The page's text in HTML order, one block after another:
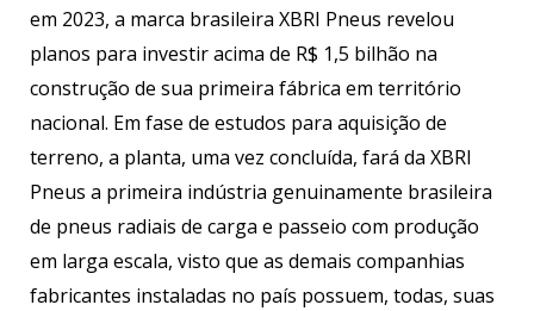
em 2023, a marca brasileira XBRI Pneus revelou
planos para investir acima de R$ 1,5 bilhão na
construção de sua primeira fábrica em território
nacional. Em fase de estudos para aquisição de
terreno, a planta, uma vez concluída, fará da XBRI
Pneus a primeira indústria genuinamente brasileira
de pneus radiais de carga e passeio com produção
em larga escala, visto que as demais companhias
fabricantes instaladas no país possuem, todas, suas